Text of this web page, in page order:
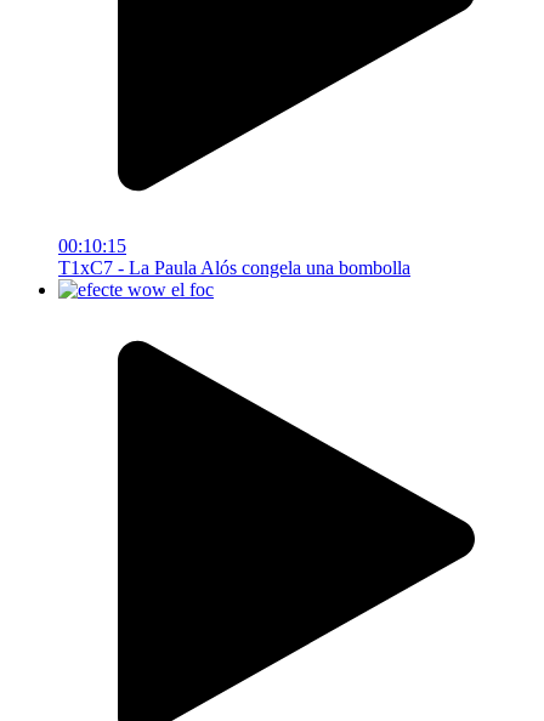
00:10:15
T1xC7 - La Paula Alós congela una bombolla